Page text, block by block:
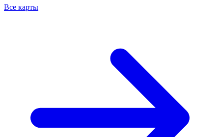
Все карты